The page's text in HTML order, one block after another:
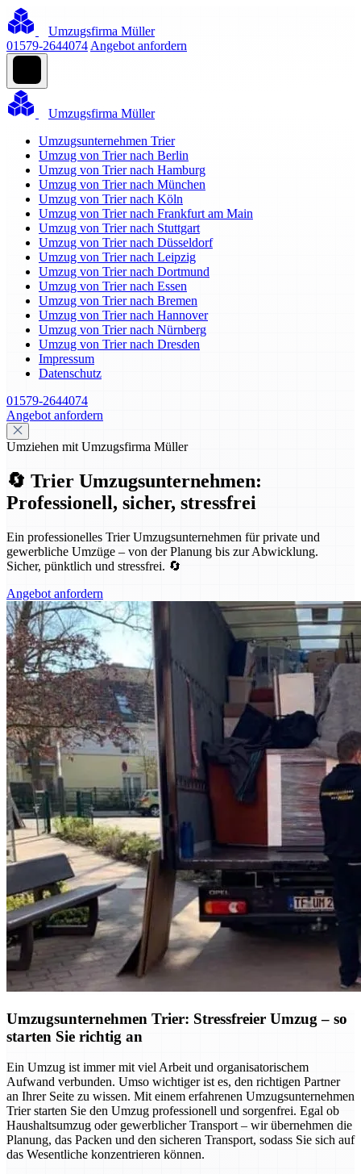
Umzugsfirma Müller
01579-2644074 Angebot anfordern
Umzugsfirma Müller
Umzugsunternehmen Trier
Umzug von Trier nach Berlin
Umzug von Trier nach Hamburg
Umzug von Trier nach München
Umzug von Trier nach Köln
Umzug von Trier nach Frankfurt am Main
Umzug von Trier nach Stuttgart
Umzug von Trier nach Düsseldorf
Umzug von Trier nach Leipzig
Umzug von Trier nach Dortmund
Umzug von Trier nach Essen
Umzug von Trier nach Bremen
Umzug von Trier nach Hannover
Umzug von Trier nach Nürnberg
Umzug von Trier nach Dresden
Impressum
Datenschutz
01579-2644074
Angebot anfordern
Umziehen mit Umzugsfirma Müller
🔄 Trier Umzugsunternehmen:
Professionell, sicher, stressfrei
Ein professionelles Trier Umzugsunternehmen für private und
gewerbliche Umzüge – von der Planung bis zur Abwicklung.
Sicher, pünktlich und stressfrei. 🔄
Angebot anfordern
Umzugsunternehmen Trier: Stressfreier Umzug – so
starten Sie richtig an
Ein Umzug ist immer mit viel Arbeit und organisatorischem
Aufwand verbunden. Umso wichtiger ist es, den richtigen Partner
an Ihrer Seite zu wissen. Mit einem erfahrenen Umzugsunternehmen
Trier starten Sie den Umzug professionell und sorgenfrei. Egal ob
Haushaltsumzug oder gewerblicher Transport – wir übernehmen die
Planung, das Packen und den sicheren Transport, sodass Sie sich auf
das Wesentliche konzentrieren können.